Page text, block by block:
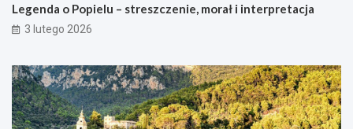
Legenda o Popielu – streszczenie, morał i interpretacja
3 lutego 2026